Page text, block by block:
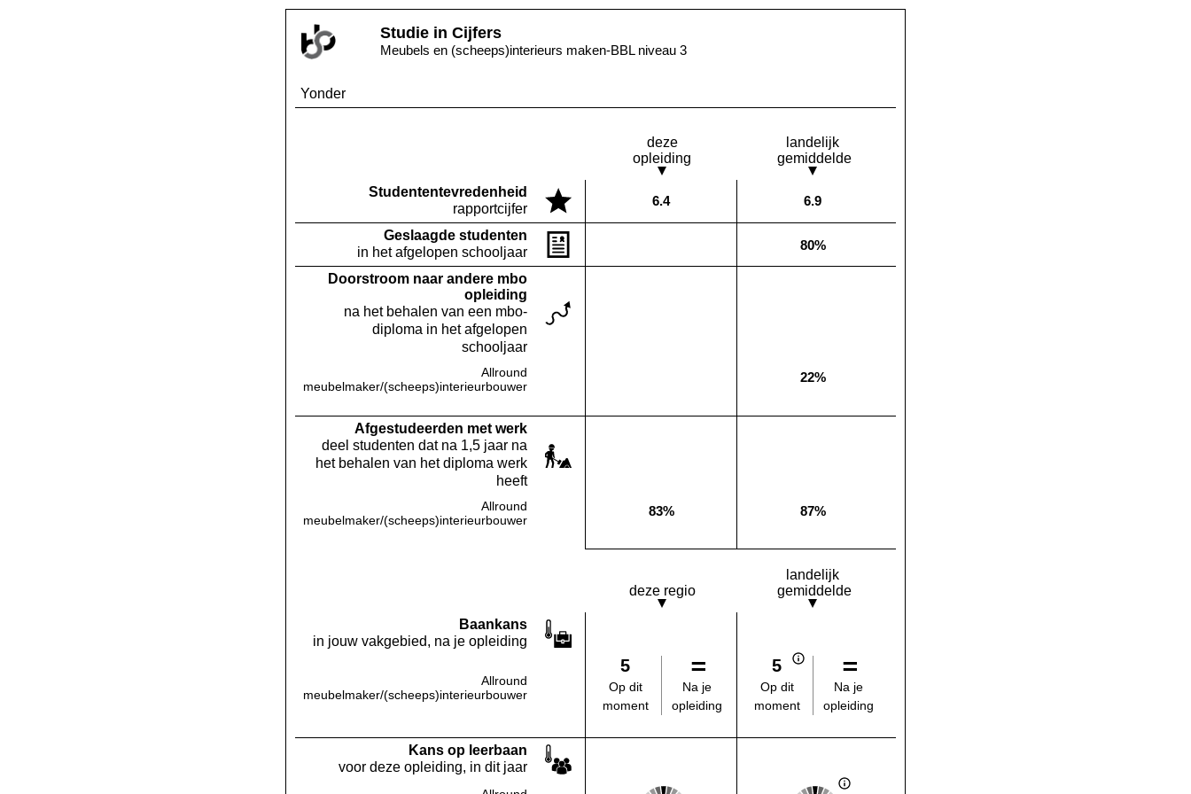
Studie in Cijfers
Meubels en (scheeps)interieurs maken-BBL niveau 3
Yonder
deze
opleiding
landelijk
gemiddelde
Studenten­tevredenheid
rapportcijfer
Deze opleiding:
6.4 Landelijk gemiddelde:
6.9
Geslaagde studenten
in het afgelopen schooljaar
Landelijk gemiddelde:
80%
Doorstroom naar andere mbo
opleiding
na het behalen van een mbo-
diploma in het afgelopen
schooljaar
Allround
meubelmaker/(scheeps)interieurbouwer
Landelijk gemiddelde:
22%
Af­gestudeerden met werk
deel studenten dat na 1,5 jaar na
het behalen van het diploma werk
heeft
Allround
meubelmaker/(scheeps)interieurbouwer
Deze opleiding:
83% Landelijk gemiddelde:
87%
deze regio
landelijk
gemiddelde
Baankans
in jouw vakgebied, na je opleiding
Allround
meubelmaker/(scheeps)interieurbouwer
5
Op dit
moment
Na je
opleiding
5
Op dit
moment
Na je
opleiding
Kans op leerbaan
voor deze opleiding, in dit jaar
Score: 3 van 5 Score: 3 van 5